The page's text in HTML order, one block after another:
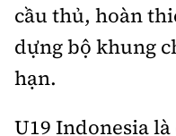
cầu thủ, hoàn
dựng bộ khung
hạn.
U19 Indonesia